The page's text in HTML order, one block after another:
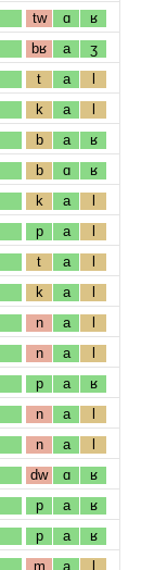
tw ɑ ʁ
bʁ a ʒ
t a l
k a l
b a ʁ
b ɑ ʁ
k a l
p a l
t a l
k a l
n a l
n a l
p a ʁ
n a l
n a l
dw ɑ ʁ
p a ʁ
p a ʁ
m a l